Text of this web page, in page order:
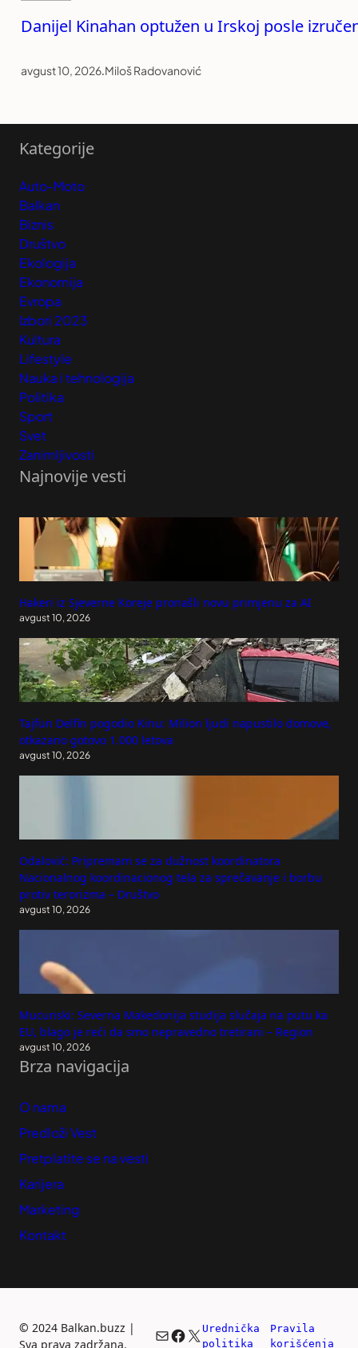
Danijel Kinahan optužen u Irskoj posle
avgust 10, 2026.Miloš Radovanović
Kategorije
Auto-Moto
Balkan
Biznis
Društvo
Ekologija
Ekonomija
Evropa
Izbori 2023
Kultura
Lifestyle
Nauka i tehnologija
Politika
Sport
Svet
Zanimljivosti
Najnovije vesti
Hakeri iz Sjeverne Koreje pronašli novu primjenu za AI
avgust 10, 2026
Tajfun Delfin pogodio Kinu: Milion ljudi napustilo domove,
otkazano gotovo 1.000 letova
avgust 10, 2026
Odalović: Pripremam se za dužnost koordinatora
Nacionalnog koordinacionog tela za sprečavanje i borbu
protiv terorizma – Društvo
avgust 10, 2026
Mucunski: Severna Makedonija studija slučaja na putu ka
EU, blago je reći da smo nepravedno tretirani – Region
avgust 10, 2026
Brza navigacija
O nama
Predloži Vest
Pretplatite se na vesti
Karijera
Marketing
Kontakt
© 2024 Balkan.buzz |
Sva prava zadržana.
Mail
Facebook
X Urednička
politika
Pravila
korišćenja